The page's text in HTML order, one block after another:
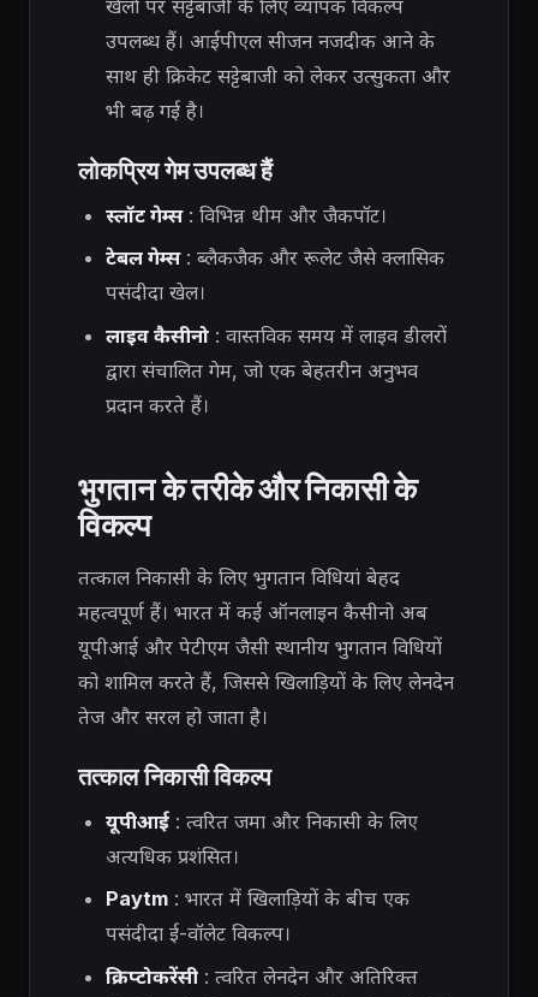
खेलों पर सट्टेबाजी के लिए व्यापक विकल्प
उपलब्ध हैं। आईपीएल सीजन नजदीक आने के
साथ ही क्रिकेट सट्टेबाजी को लेकर उत्सुकता और
भी बढ़ गई है।
लोकप्रिय गेम उपलब्ध हैं
स्लॉट गेम्स: विभिन्न थीम और जैकपॉट।
टेबल गेम्स: ब्लैकजैक और रूलेट जैसे क्लासिक
पसंदीदा खेल।
लाइव कैसीनो: वास्तविक समय में लाइव डीलरों
द्वारा संचालित गेम, जो एक बेहतरीन अनुभव
प्रदान करते हैं।
भुगतान के तरीके और निकासी के
विकल्प
तत्काल निकासी के लिए भुगतान विधियां बेहद
महत्वपूर्ण हैं। भारत में कई ऑनलाइन कैसीनो अब
यूपीआई और पेटीएम जैसी स्थानीय भुगतान विधियों
को शामिल करते हैं, जिससे खिलाड़ियों के लिए लेनदेन
तेज और सरल हो जाता है।
तत्काल निकासी विकल्प
यूपीआई: त्वरित जमा और निकासी के लिए
अत्यधिक प्रशंसित।
Paytm: भारत में खिलाड़ियों के बीच एक
पसंदीदा ई-वॉलेट विकल्प।
क्रिप्टोकरेंसी: त्वरित लेनदेन और अतिरिक्त